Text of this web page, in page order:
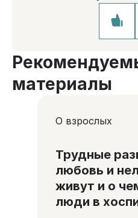
материалы
О взрослых
Трудные
любовь и
живут и о
люди в